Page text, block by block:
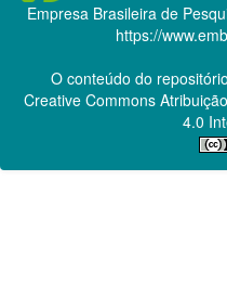
Empresa Brasileira de
https://
O conteúdo do
Creative Commons
4.0